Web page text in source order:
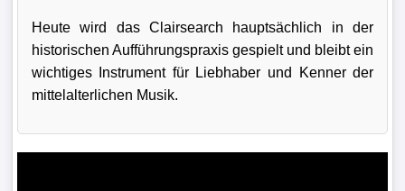
Heute wird das Clairsearch hauptsächlich in der
historischen Aufführungspraxis gespielt und bleibt ein
wichtiges Instrument für Liebhaber und Kenner der
mittelalterlichen Musik.